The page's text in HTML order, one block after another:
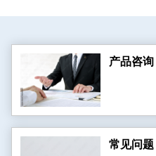
产品咨询
常见问题